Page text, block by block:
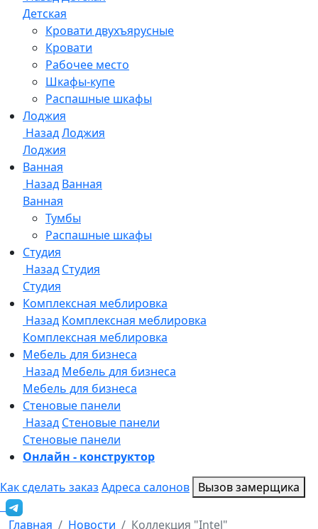
Онлайн - конструктор
Как сделать заказ Адреса салонов Вызов замерщика
Главная Новости Коллекция "Intel"